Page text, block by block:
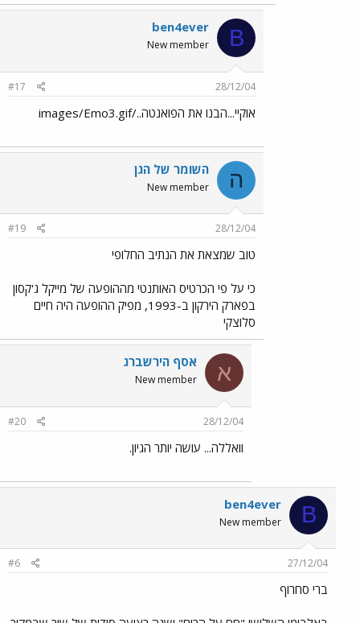
B
ben4ever
New member
28/12/04
#17
אוקיי...הבנו את הפואנטה../images/Emo3.gif
ה השומר של הגן
New member
28/12/04
#19
טוב שמצאת את הנתיב החלופי
כי על פי הכרטיס האותנטי מההופעה של מייקל ג'קסון
בפארק הירקון ב-1993, מפיק ההופעה היה חיים
סלוצקי
א אסף הירשברג
New member
28/12/04
#20
וואללה... עושה יותר הגיון.
B
ben4ever
New member
27/12/04
#6
ברי סחרוף